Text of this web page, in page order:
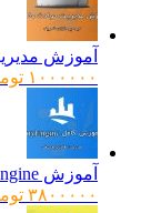
آموزش مدیریت
۱۰۰۰۰۰۰ تومان
آموزش CityEngine از سطح مقدماتی تا پیشرفته
۳۸۰۰۰۰۰ تومان